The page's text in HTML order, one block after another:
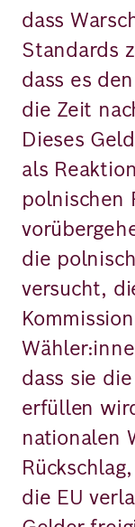
dass
Standards
dass es
die Zeit
Dieses
als
polnischen
die
versucht,
dass sie
erfüllen
nationalen
die EU